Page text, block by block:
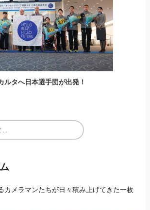
ルタへ日本選手団が出発！
カメラマンたちが日々積み上げてきた一枚